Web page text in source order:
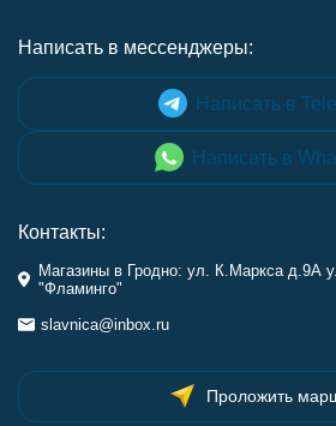
Написать в мессенджеры:
Написать в
Написать в
Контакты:
Магазины в Гродно: ул. К.Маркса д.9А
"Фламинго"
slavnica@inbox.ru
Проложить